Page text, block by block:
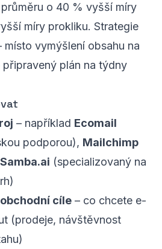
o 40 % vyšší míry
míry prokliku. Strategie
místo vymýšlení obsahu na
plán na týdny
– například Ecomail
podporou), Mailchimp
Samba.ai (specializovaný na
cíle – co chcete e-
(prodeje, návštěvnost